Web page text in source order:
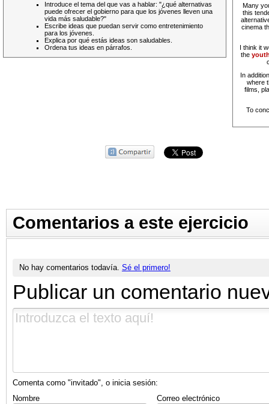
Introduce el tema del que vas a hablar: "¿qué alternativas
puede ofrecer el gobierno para que los jóvenes lleven una
vida más saludable?"
Escribe ideas que puedan servir como entretenimiento
para los jóvenes.
Explica por qué estás ideas son saludables.
Ordena tus ideas en párrafos.
Many
this
cinema
I think it
the
In
where
films,
To
Comentarios a este ejercicio
No hay comentarios todavía. Sé el primero!
Publicar un comentario
Comenta como "invitado", o inicia sesión:
Nombre
Correo electrónico